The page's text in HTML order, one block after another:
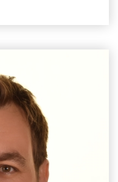
+30 210 529 4459